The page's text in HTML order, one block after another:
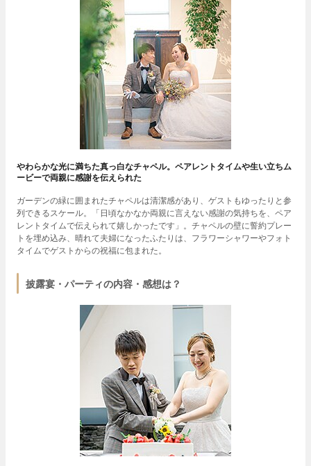
やわらかな光に満ちた真っ白なチャペル。ペアレントタイムや生い立ちム
ービーで両親に感謝を伝えられた
ガーデンの緑に囲まれたチャペルは清潔感があり、ゲストもゆったりと参
列できるスケール。「日頃なかなか両親に言えない感謝の気持ちを、ペア
レントタイムで伝えられて嬉しかったです」。チャペルの壁に誓約プレー
トを埋め込み、晴れて夫婦になったふたりは、フラワーシャワーやフォト
タイムでゲストからの祝福に包まれた。
披露宴・パーティの内容・感想は？